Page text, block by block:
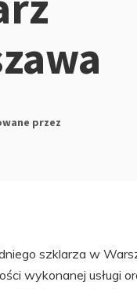
przez
szklarza w
wykonanej usługi